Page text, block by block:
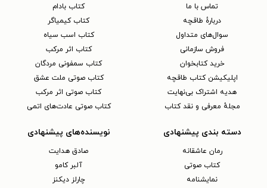
تماس با ما
دربارهٔ طاقچه
سوال‌های متداول
فروش سازمانی
خرید کتابخوان
اپلیکیشن کتاب طاقچه
هدیه اشتراک بی‌نهایت
مجلهٔ معرفی و نقد کتاب
کتاب بادام
کتاب کیمیاگر
کتاب اسب سیاه
کتاب اثر مرکب
کتاب سمفونی مردگان
کتاب صوتی ملت عشق
کتاب صوتی اثر مرکب
کتاب صوتی عادت‌های اتمی
دسته بندی پیشنهادی
رمان عاشقانه
کتاب‌ صوتی
نمایشنامه
نویسنده‌های پیشنهادی
صادق هدایت
آلبر کامو
چارلز دیکنز